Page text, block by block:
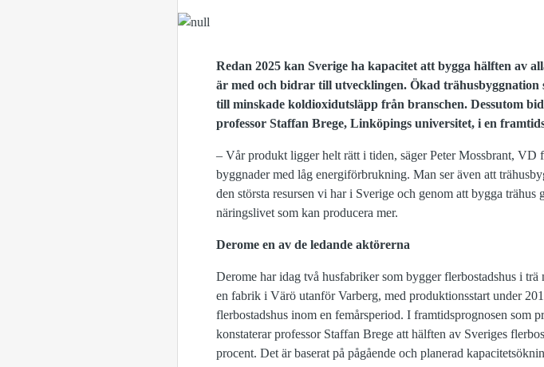
Redan 2025 kan Sverige ha kapacitet att bygga hälften av
är med och bidrar till utvecklingen. Ökad
till minskade koldioxidutsläpp från branschen. Dessutom
professor Staffan Brege, Linköpings universitet, i en
– Vår produkt ligger helt rätt i tiden, säger Peter Mossbrant,
byggnader med låg energiförbrukning. Man ser även att
den största resursen vi har i Sverige och genom att bygga
näringslivet som kan producera mer.
Derome en av de ledande aktörerna
Derome har idag två husfabriker som bygger flerbostadshus i
en fabrik i Värö utanför Varberg, med produktionsstart under
flerbostadshus inom en femårsperiod. I framtidsprognosen som
konstaterar professor Staffan Brege att hälften av Sveriges
procent. Det är baserat på pågående och planerad